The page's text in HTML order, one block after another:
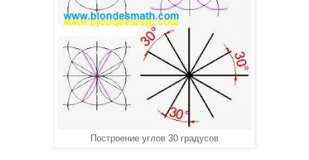
Построение углов 30 градусов